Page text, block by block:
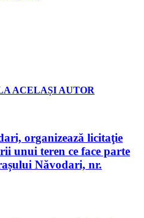
ACELAȘI AUTOR
organizează licitaţie
unui teren ce face parte
Năvodari, nr.